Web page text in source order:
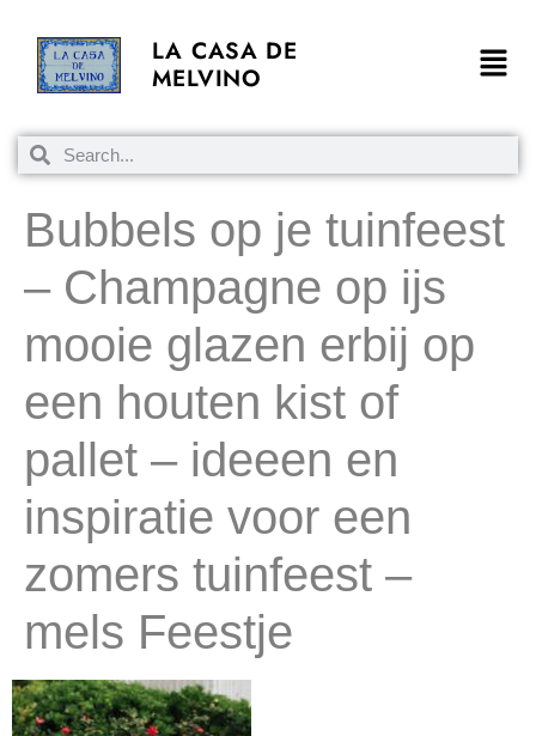
LA CASA DE
MELVINO
Bubbels op je tuinfeest
– Champagne op ijs
mooie glazen erbij op
een houten kist of
pallet – ideeen en
inspiratie voor een
zomers tuinfeest –
mels Feestje